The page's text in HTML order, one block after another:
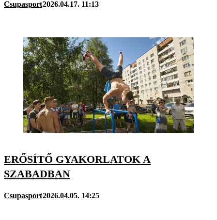
Csupasport2026.04.17. 11:13
ERŐSÍTŐ GYAKORLATOK A
SZABADBAN
Csupasport2026.04.05. 14:25